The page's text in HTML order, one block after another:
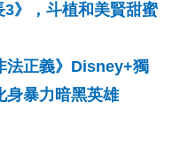
》，斗植和美賢甜蜜
法正義》Disney+獨
身暴力暗黑英雄